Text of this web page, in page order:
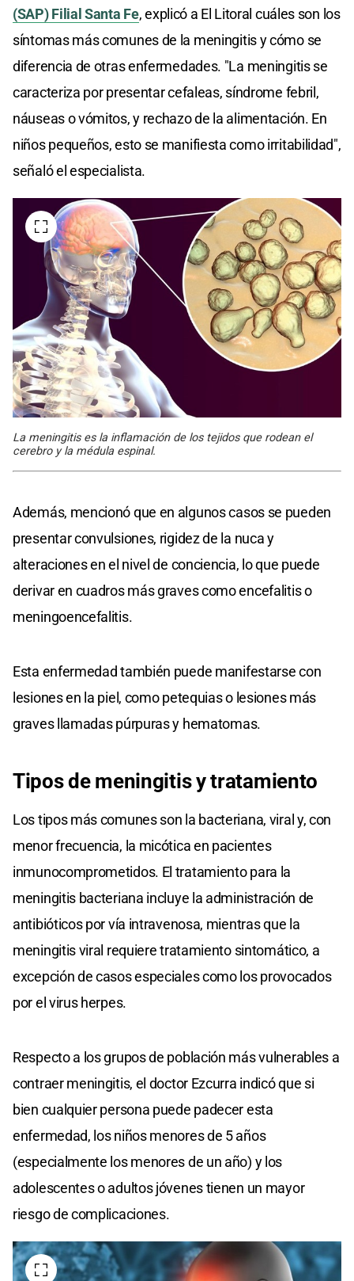
(SAP) Filial Santa Fe, explicó a El Litoral cuáles son los
síntomas más comunes de la meningitis y cómo se
diferencia de otras enfermedades. "La meningitis se
caracteriza por presentar cefaleas, síndrome febril,
náuseas o vómitos, y rechazo de la alimentación. En
niños pequeños, esto se manifiesta como irritabilidad",
señaló el especialista.
La meningitis es la inflamación de los tejidos que rodean el
cerebro y la médula espinal.
Además, mencionó que en algunos casos se pueden
presentar convulsiones, rigidez de la nuca y
alteraciones en el nivel de conciencia, lo que puede
derivar en cuadros más graves como encefalitis o
meningoencefalitis.
Esta enfermedad también puede manifestarse con
lesiones en la piel, como petequias o lesiones más
graves llamadas púrpuras y hematomas.
Tipos de meningitis y tratamiento
Los tipos más comunes son la bacteriana, viral y, con
menor frecuencia, la micótica en pacientes
inmunocomprometidos. El tratamiento para la
meningitis bacteriana incluye la administración de
antibióticos por vía intravenosa, mientras que la
meningitis viral requiere tratamiento sintomático, a
excepción de casos especiales como los provocados
por el virus herpes.
Respecto a los grupos de población más vulnerables a
contraer meningitis, el doctor Ezcurra indicó que si
bien cualquier persona puede padecer esta
enfermedad, los niños menores de 5 años
(especialmente los menores de un año) y los
adolescentes o adultos jóvenes tienen un mayor
riesgo de complicaciones.